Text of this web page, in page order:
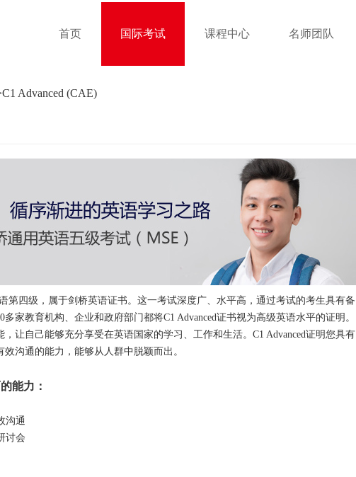
首页 国际考试 课程中心 名师团队
C1 Advanced (CAE)
第四级，属于剑桥英语证书。这一考试深度广、水平高，通过考试的考生具有备
家教育机构、企业和政府部门都将C1 Advanced证书视为高级英语水平的证明。
让自己能够充分享受在英语国家的学习、工作和生活。C1 Advanced证明您具有
沟通的能力，能够从人群中脱颖而出。
能力：
沟通
讨会